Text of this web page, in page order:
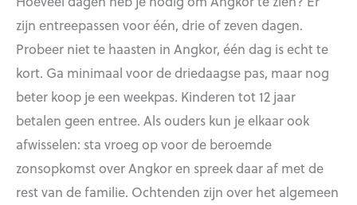
zijn entreepassen voor één, drie of zeven dagen.
Probeer niet te haasten in Angkor, één dag is echt te
kort. Ga minimaal voor de driedaagse pas, maar nog
beter koop je een weekpas. Kinderen tot 12 jaar
betalen geen entree. Als ouders kun je elkaar ook
afwisselen: sta vroeg op voor de beroemde
zonsopkomst over Angkor en spreek daar af met de
rest van de familie. Ochtenden zijn over het algemeen